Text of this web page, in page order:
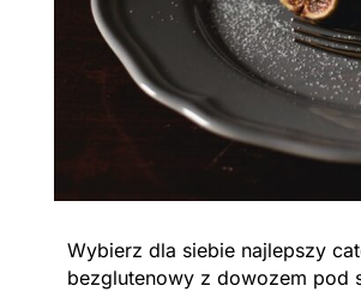
Wybierz dla siebie najlepszy
bezglutenowy z dowozem pod